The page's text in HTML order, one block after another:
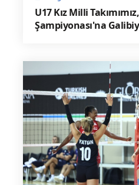
U17 Kız Milli
Şampiyonası'na